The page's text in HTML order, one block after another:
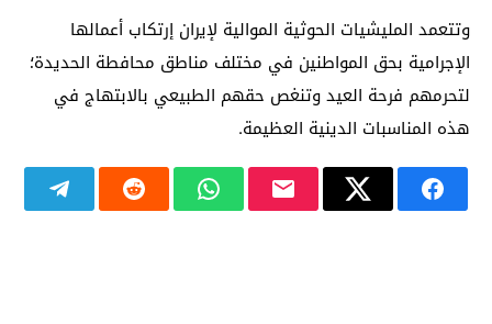
وتتعمد المليشيات الحوثية الموالية لإيران إرتكاب أعمالها
الإجرامية بحق المواطنين في مختلف مناطق محافطة الحديدة؛
لتحرمهم فرحة العيد وتنغص حقهم الطبيعي بالابتهاج في
هذه المناسبات الدينية العظيمة.